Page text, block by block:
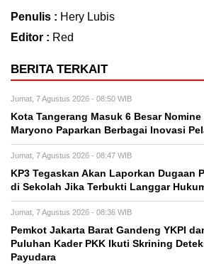
Penulis : Hery Lubis
Editor : Red
BERITA TERKAIT
Jumat, 7 Agustus 2026 - 08:50 WIB
Kota Tangerang Masuk 6 Besar Nomine
Maryono Paparkan Berbagai Inovasi
Jumat, 7 Agustus 2026 - 08:47 WIB
KP3 Tegaskan Akan Laporkan Dugaan
di Sekolah Jika Terbukti Langgar
Jumat, 7 Agustus 2026 - 08:36 WIB
Pemkot Jakarta Barat Gandeng YKPI
Puluhan Kader PKK Ikuti Skrining
Payudara